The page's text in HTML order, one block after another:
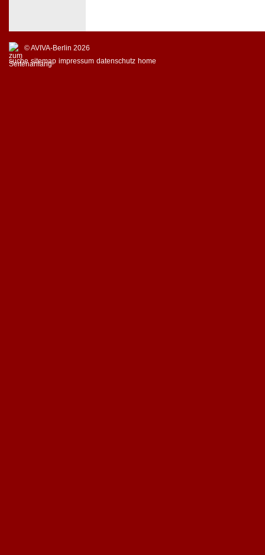
© AVIVA-Berlin 2026
suche sitemap impressum datenschutz home